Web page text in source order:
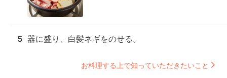
5 器に盛り、白髪ネギをのせる。
お料理する上で知っていただきたいこと